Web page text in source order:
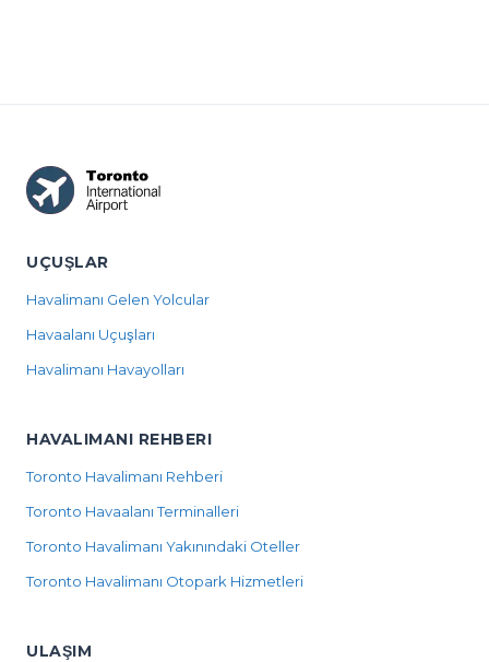
UÇUŞLAR
Havalimanı Gelen Yolcular
Havaalanı Uçuşları
Havalimanı Havayolları
HAVALIMANI REHBERI
Toronto Havalimanı Rehberi
Toronto Havaalanı Terminalleri
Toronto Havalimanı Yakınındaki Oteller
Toronto Havalimanı Otopark Hizmetleri
ULAŞIM